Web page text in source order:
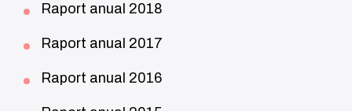
Raport anual 2018
Raport anual 2017
Raport anual 2016